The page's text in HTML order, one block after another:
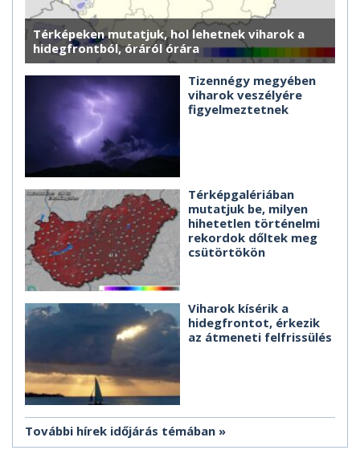
Térképeken mutatjuk, hol lehetnek viharok a
hidegfrontból, óráról órára
Tizennégy megyében
viharok veszélyére
figyelmeztetnek
Térképgalériában
mutatjuk be, milyen
hihetetlen történelmi
rekordok dőltek meg
csütörtökön
Viharok kísérik a
hidegfrontot, érkezik
az átmeneti felfrissülés
További hírek időjárás témában